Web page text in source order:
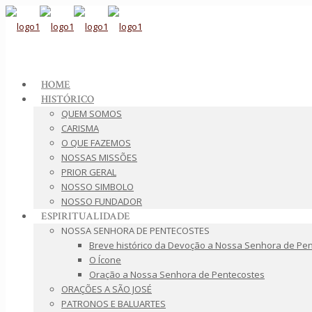
HOME
HISTÓRICO
QUEM SOMOS
CARISMA
O QUE FAZEMOS
NOSSAS MISSÕES
PRIOR GERAL
NOSSO SIMBOLO
NOSSO FUNDADOR
ESPIRITUALIDADE
NOSSA SENHORA DE PENTECOSTES
Breve histórico da Devoção a Nossa Senhora de
O Ícone
Oração a Nossa Senhora de Pentecostes
ORAÇÕES A SÃO JOSÉ
PATRONOS E BALUARTES